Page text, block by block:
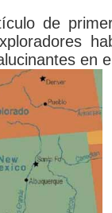
de
en